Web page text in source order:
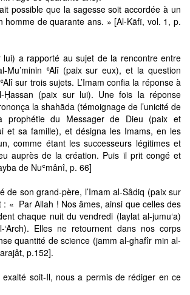
possible que la sagesse soit accordée à un
homme de quarante ans. » [Al-Kāfī, vol. 1, p.
lui) a rapporté au sujet de la rencontre entre
Mu’minin ʿAlî (paix sur eux), et la question
sur trois sujets. L’Imam confia la réponse à
Ḥassan (paix sur lui). Une fois la réponse
la shahāda (témoignage de l’unicité de
prophétie du Messager de Dieu (paix et
et sa famille), et désigna les Imams, en les
comme étant les successeurs légitimes et
auprès de la création. Puis il prit congé et
de Nuʿmânî, p. 66]
de son grand-père, l’Imam al-Sâdiq (paix sur
: « Par Allah ! Nos âmes, ainsi que celles des
chaque nuit du vendredi (laylat al-jumu‘a)
Elles ne retournent dans nos corps
quantité de science (jamm al-ghafîr min al-
p.152].
exalté soit-Il, nous a permis de rédiger en ce